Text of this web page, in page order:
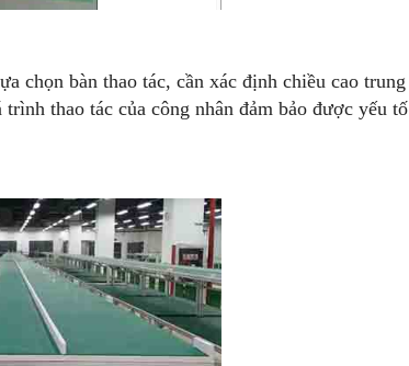
chọn bàn thao tác, cần xác định chiều cao trung
thao tác của công nhân đảm bảo được yếu tố